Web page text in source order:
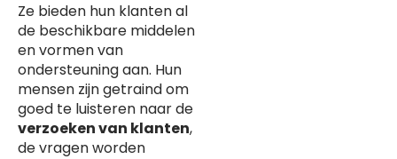
Ze bieden hun klanten al
de beschikbare middelen
en vormen van
ondersteuning aan. Hun
mensen zijn getraind om
goed te luisteren naar de
verzoeken van klanten,
de vragen worden